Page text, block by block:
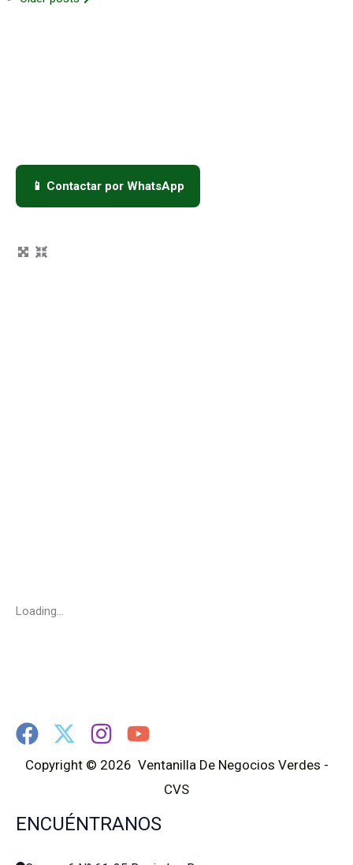
📱 Contactar por WhatsApp
Loading...
Copyright © 2026 Ventanilla De Negocios Verdes -
CVS
ENCUÉNTRANOS